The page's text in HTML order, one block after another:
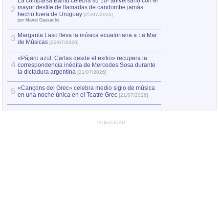
2 mayor desfile de llamadas de candombe jamás
hecho fuera de Uruguay [25/07/2026]
por Manel Gausachs
3 Margarita Laso lleva la música ecuatoriana a La Mar
de Músicas [22/07/2026]
4
«Pájaro azul. Cartas desde el exilio» recupera la
correspondencia inédita de Mercedes Sosa durante
la dictadura argentina [21/07/2026]
5 «Cançons del Grec» celebra medio siglo de música
en una noche única en el Teatre Grec [21/07/2026]
PUBLICIDAD